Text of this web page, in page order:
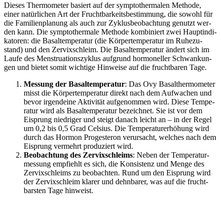
Die­ses Ther­mo­me­ter basiert auf der sym­pto­ther­ma­len Metho­de,
einer natür­li­chen Art der Frucht­bar­keits­be­stim­mung, die sowohl für
die Fami­li­en­pla­nung als auch zur Zyklus­be­ob­ach­tung genutzt wer­
den kann. Die sym­pto­ther­ma­le Metho­de kom­bi­niert zwei Haupt­in­di­
ka­to­ren: die Basal­t­em­pe­ra­tur (die Kör­per­tem­pe­ra­tur im Ruhe­zu­
stand) und den Zer­vix­sch­leim. Die Basal­t­em­pe­ra­tur ändert sich im
Lau­fe des Mens­trua­ti­ons­zy­klus auf­grund hor­mo­nel­ler Schwan­kun­
gen und bie­tet somit wich­ti­ge Hin­wei­se auf die frucht­ba­ren Tage.
Mes­sung der Basal­t­em­pe­ra­tur: Das Ovy Basal­ther­mo­me­ter
misst die Kör­per­tem­pe­ra­tur direkt nach dem Auf­wa­chen und
bevor irgend­ei­ne Akti­vi­tät auf­ge­nom­men wird. Die­se Tem­pe­
ra­tur wird als Basal­t­em­pe­ra­tur bezeich­net. Sie ist vor dem
Eisprung nied­ri­ger und steigt danach leicht an – in der Regel
um 0,2 bis 0,5 Grad Cel­si­us. Die Tem­pe­ra­tur­er­hö­hung wird
durch das Hor­mon Pro­ges­te­ron ver­ur­sacht, wel­ches nach dem
Eisprung ver­mehrt pro­du­ziert wird.
Beob­ach­tung des Zer­vix­sch­leims: Neben der Tem­pe­ra­tur­
mes­sung emp­fiehlt es sich, die Kon­sis­tenz und Men­ge des
Zer­vix­sch­leims zu beob­ach­ten. Rund um den Eisprung wird
der Zer­vix­sch­leim kla­rer und dehn­ba­rer, was auf die frucht­
bars­ten Tage hin­weist.